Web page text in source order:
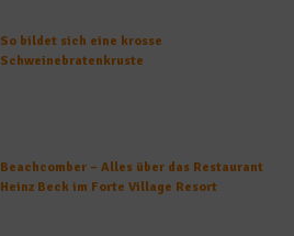
So bildet sich eine krosse
Schweinebratenkruste
Beachcomber – Alles über das Restaurant
Heinz Beck im Forte Village Resort